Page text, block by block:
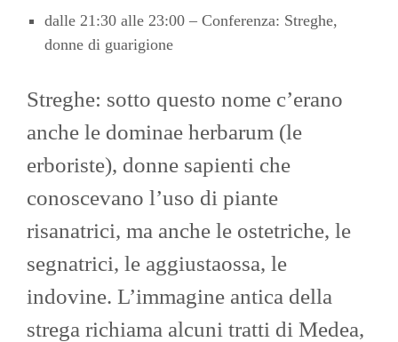
dalle 21:30 alle 23:00 – Conferenza: Streghe,
donne di guarigione
Streghe: sotto questo nome c’erano
anche le dominae herbarum (le
erboriste), donne sapienti che
conoscevano l’uso di piante
risanatrici, ma anche le ostetriche, le
segnatrici, le aggiustaossa, le
indovine. L’immagine antica della
strega richiama alcuni tratti di Medea,